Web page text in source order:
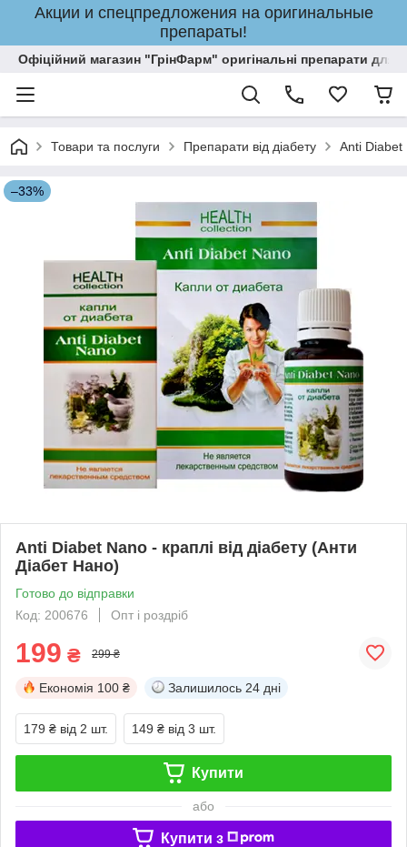
Акции и спецпредложения на оригинальные
препараты!
Офіційний магазин "ГрінФарм" оригінальні препарати для
Товари та послуги Препарати від діабету Anti Diabet
–33%
Anti Diabet Nano - краплі від діабету (Анти
Діабет Нано)
Готово до відправки
Код: 200676
Опт і роздріб
199 ₴ 299 ₴
Економія 100 ₴ Залишилось 24 дні
179 ₴ від 2 шт. 149 ₴ від 3 шт.
Купити
або
Купити з